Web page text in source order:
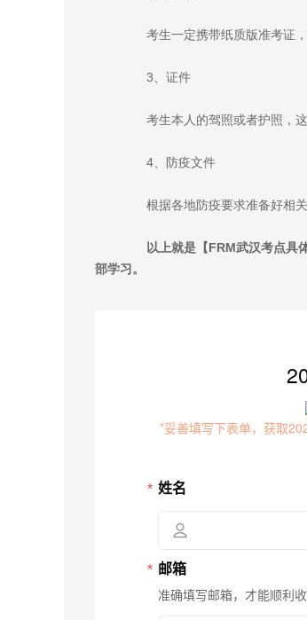
考生一定携带纸质版准考证，
3、证件
考生本人的驾照或者护照，这
4、防疫文件
根据各地防疫要求准备好相关
以上就是【FRM武汉考点具体
部学习。